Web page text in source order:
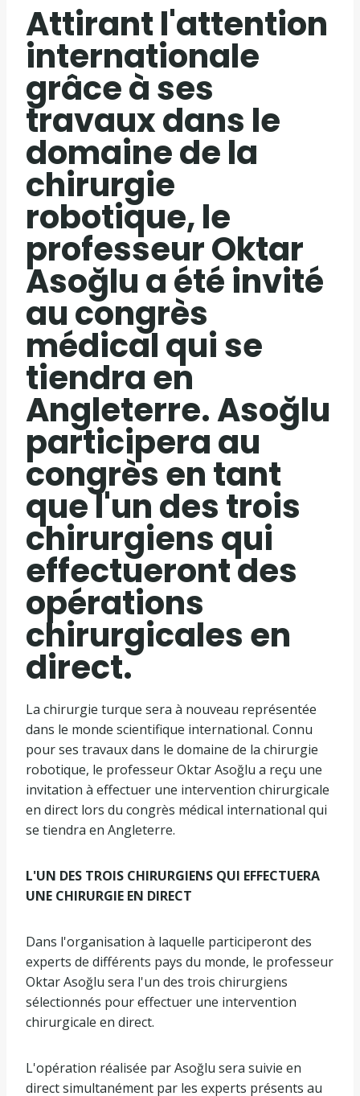
Attirant l'attention
internationale
grâce à ses
travaux dans le
domaine de la
chirurgie
robotique, le
professeur Oktar
Asoğlu a été invité
au congrès
médical qui se
tiendra en
Angleterre. Asoğlu
participera au
congrès en tant
que l'un des trois
chirurgiens qui
effectueront des
opérations
chirurgicales en
direct.
La chirurgie turque sera à nouveau représentée
dans le monde scientifique international. Connu
pour ses travaux dans le domaine de la chirurgie
robotique, le professeur Oktar Asoğlu a reçu une
invitation à effectuer une intervention chirurgicale
en direct lors du congrès médical international qui
se tiendra en Angleterre.
L'UN DES TROIS CHIRURGIENS QUI EFFECTUERA
UNE CHIRURGIE EN DIRECT
Dans l'organisation à laquelle participeront des
experts de différents pays du monde, le professeur
Oktar Asoğlu sera l'un des trois chirurgiens
sélectionnés pour effectuer une intervention
chirurgicale en direct.
L'opération réalisée par Asoğlu sera suivie en
direct simultanément par les experts présents au